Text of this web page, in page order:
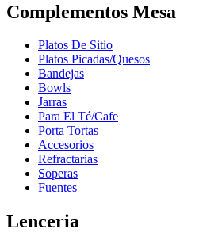
Complementos Mesa
Platos De Sitio
Platos Picadas/Quesos
Bandejas
Bowls
Jarras
Para El Té/Cafe
Porta Tortas
Accesorios
Refractarias
Soperas
Fuentes
Lenceria